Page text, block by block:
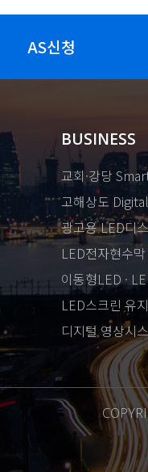
AS신청
BUSINESS
교회·강당
고해상도
광고용 LED디
LED전자현수막
이동형LED ·
LED스크린 유
디지털 영상시